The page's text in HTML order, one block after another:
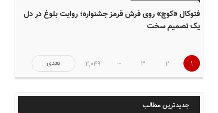
فتوکال «کوچ» روی فرش قرمز جشنواره؛ روایت بلوغ در دل
یک تصمیم سخت
صفحه‌بندی
نوشته‌ها
1
2
3
…
2,049 بعدی
جدیدترین مطالب